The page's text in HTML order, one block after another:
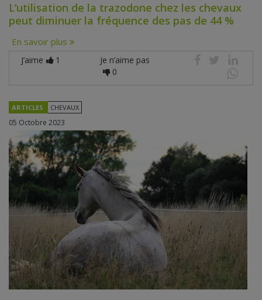
L’utilisation de la trazodone chez les chevaux
peut diminuer la fréquence des pas de 44 %
En savoir plus
J’aime 1
Je n’aime pas
0
ARTICLES CHEVAUX
05 Octobre 2023